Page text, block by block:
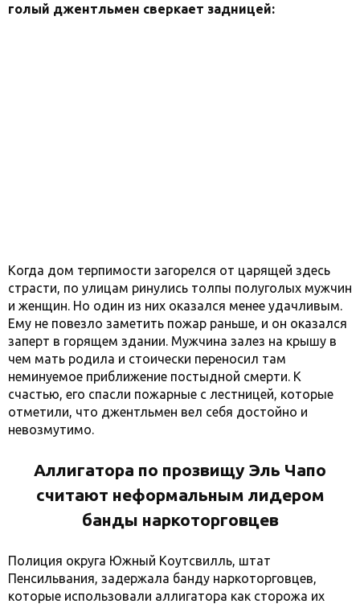
голый джентльмен сверкает задницей:
Когда дом терпимости загорелся от царящей здесь
страсти, по улицам ринулись толпы полуголых мужчин
и женщин. Но один из них оказался менее удачливым.
Ему не повезло заметить пожар раньше, и он оказался
заперт в горящем здании. Мужчина залез на крышу в
чем мать родила и стоически переносил там
неминуемое приближение постыдной смерти. К
счастью, его спасли пожарные с лестницей, которые
отметили, что джентльмен вел себя достойно и
невозмутимо.
Аллигатора по прозвищу Эль Чапо
считают неформальным лидером
банды наркоторговцев
Полиция округа Южный Коутсвилль, штат
Пенсильвания, задержала банду наркоторговцев,
которые использовали аллигатора как сторожа их